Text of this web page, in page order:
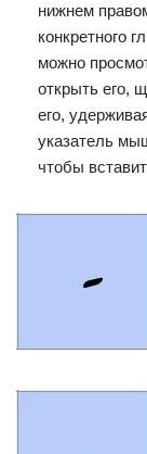
нижнем
конкретного
можно
открыть его,
его,
указатель
чтобы